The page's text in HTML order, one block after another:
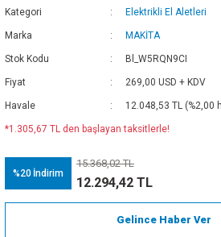
Kategori Elektrikli El Aletleri
Marka MAKİTA
Stok Kodu Bl_W5RQN9CI
Fiyat 269,00 USD + KDV
Havale 12.048,53 TL (%2,00
*1.305,67 TL den başlayan taksitlerle!
%20 İndirim
15.368,02 TL
12.294,42 TL
Gelince Haber Ver